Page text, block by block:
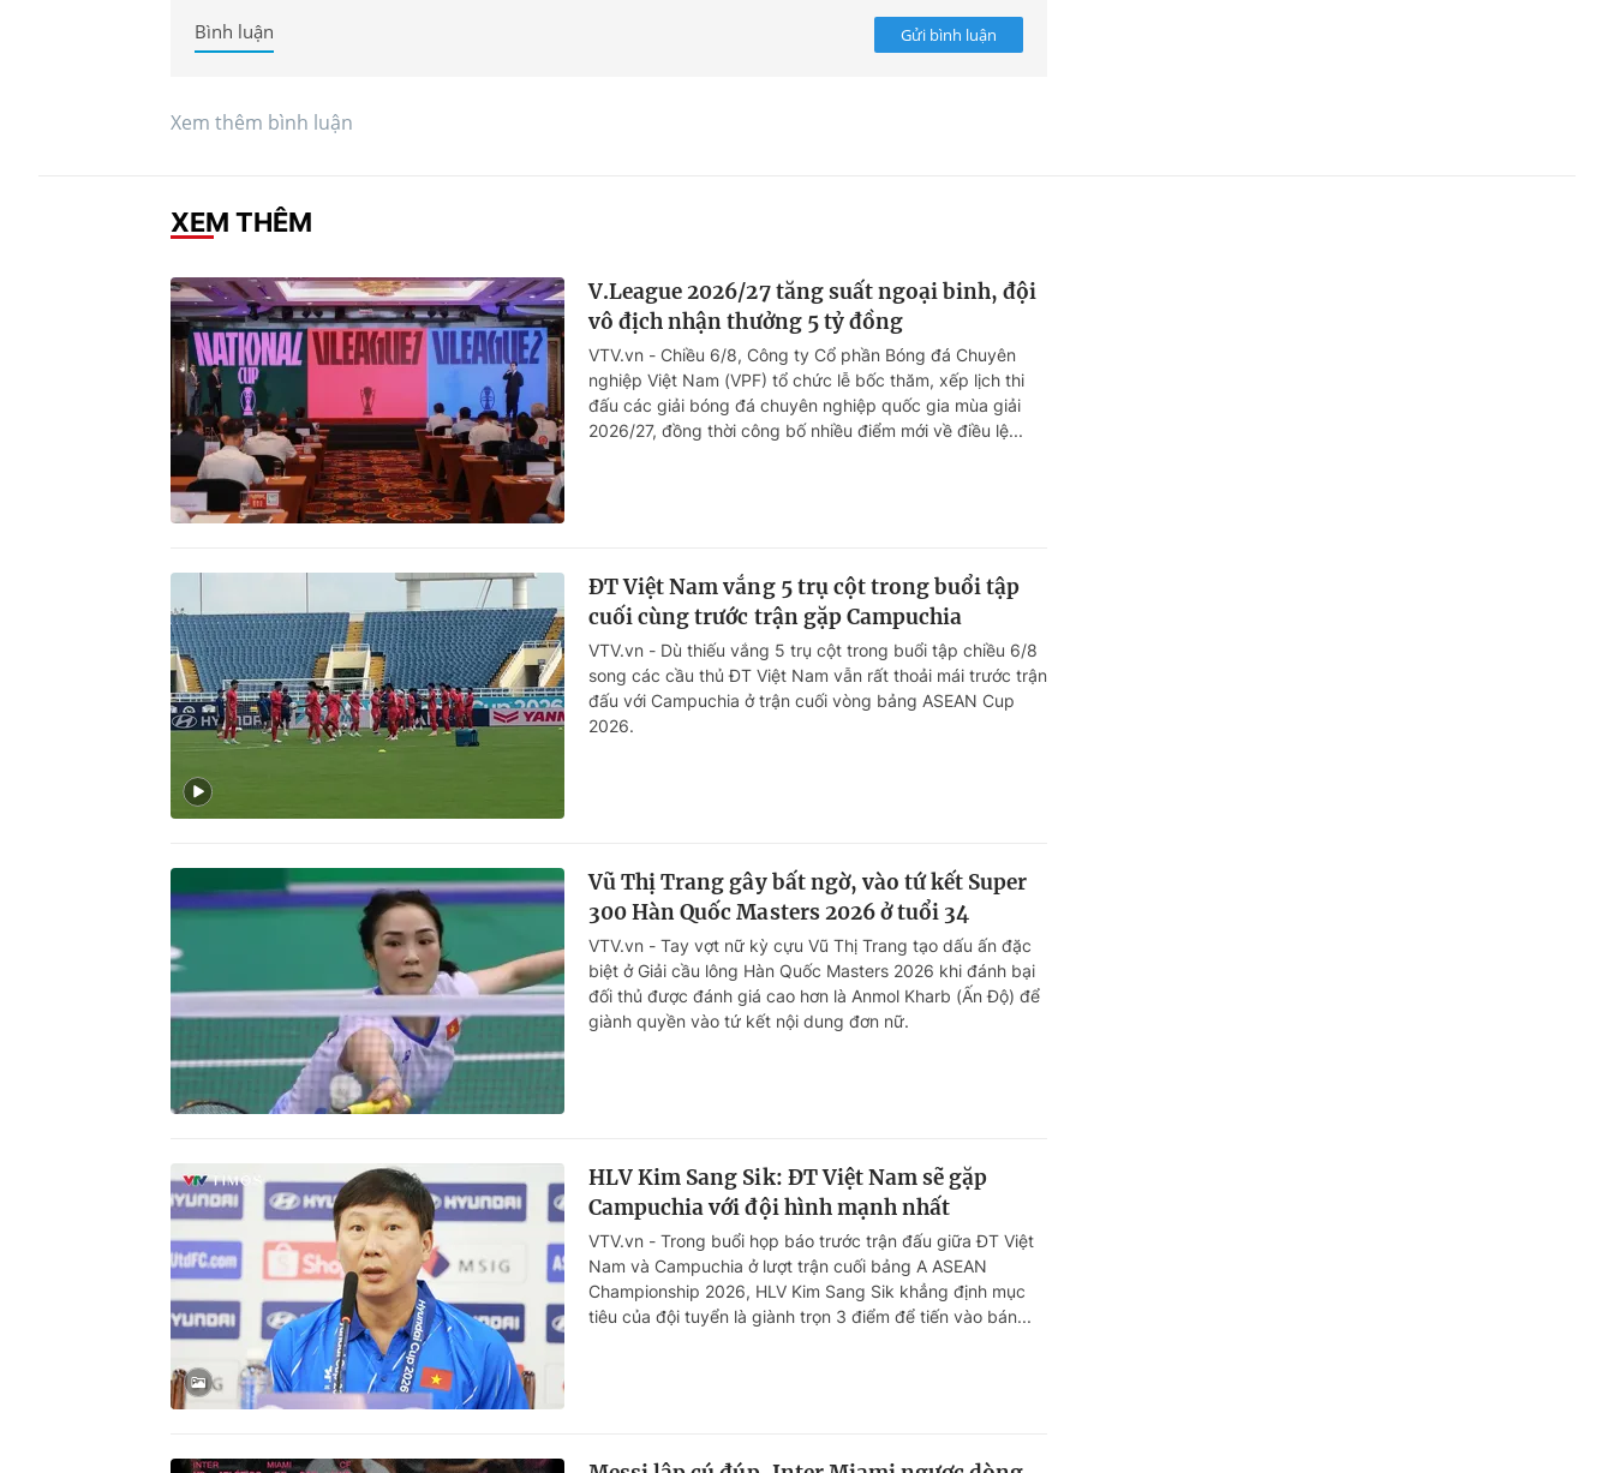
Gửi bình luận
Bình luận
Xem thêm bình luận
XEM THÊM
V.League 2026/27 tăng suất ngoại binh, đội
vô địch nhận thưởng 5 tỷ đồng
VTV.vn - Chiều 6/8, Công ty Cổ phần Bóng đá Chuyên
nghiệp Việt Nam (VPF) tổ chức lễ bốc thăm, xếp lịch thi
đấu các giải bóng đá chuyên nghiệp quốc gia mùa giải
2026/27, đồng thời công bố nhiều điểm mới về điều lệ...
ĐT Việt Nam vắng 5 trụ cột trong buổi tập
cuối cùng trước trận gặp Campuchia
VTV.vn - Dù thiếu vắng 5 trụ cột trong buổi tập chiều 6/8
song các cầu thủ ĐT Việt Nam vẫn rất thoải mái trước trận
đấu với Campuchia ở trận cuối vòng bảng ASEAN Cup
2026.
Vũ Thị Trang gây bất ngờ, vào tứ kết Super
300 Hàn Quốc Masters 2026 ở tuổi 34
VTV.vn - Tay vợt nữ kỳ cựu Vũ Thị Trang tạo dấu ấn đặc
biệt ở Giải cầu lông Hàn Quốc Masters 2026 khi đánh bại
đối thủ được đánh giá cao hơn là Anmol Kharb (Ấn Độ) để
giành quyền vào tứ kết nội dung đơn nữ.
HLV Kim Sang Sik: ĐT Việt Nam sẽ gặp
Campuchia với đội hình mạnh nhất
VTV.vn - Trong buổi họp báo trước trận đấu giữa ĐT Việt
Nam và Campuchia ở lượt trận cuối bảng A ASEAN
Championship 2026, HLV Kim Sang Sik khẳng định mục
tiêu của đội tuyển là giành trọn 3 điểm để tiến vào bán...